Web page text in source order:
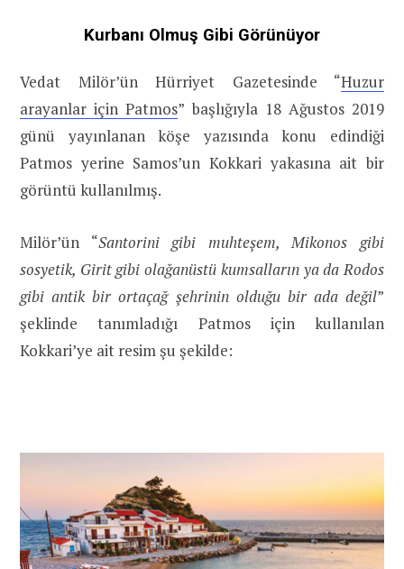
Kurbanı Olmuş Gibi Görünüyor
Vedat Milör’ün Hürriyet Gazetesinde “Huzur
arayanlar için Patmos” başlığıyla 18 Ağustos 2019
günü yayınlanan köşe yazısında konu edindiği
Patmos yerine Samos’un Kokkari yakasına ait bir
görüntü kullanılmış.
Milör’ün “Santorini gibi muhteşem, Mikonos gibi
sosyetik, Girit gibi olağanüstü kumsalların ya da Rodos
gibi antik bir ortaçağ şehrinin olduğu bir ada değil”
şeklinde tanımladığı Patmos için kullanılan
Kokkari’ye ait resim şu şekilde: